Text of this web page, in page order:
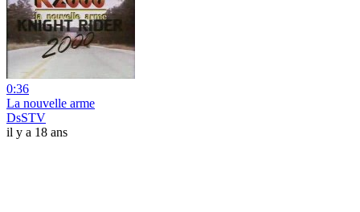
0:36
La nouvelle arme
DsSTV
il y a 18 ans